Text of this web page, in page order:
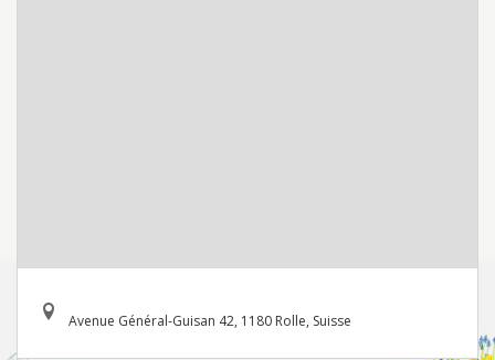
Avenue Général-Guisan 42, 1180 Rolle, Suisse